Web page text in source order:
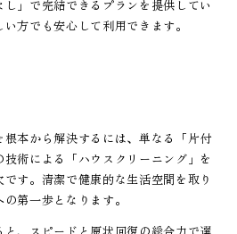
」で完結できるプランを提供してい
方でも安心して利用できます。
本から解決するには、単なる「片付
術による「ハウスクリーニング」を
す。清潔で健康的な生活空間を取り
第一歩となります。